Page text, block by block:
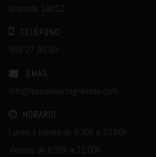
Granada, 18012.
TELÉFONO
958 27 80 60
EMAIL
info@escuelaartegranada.com
HORARIO
Lunes a jueves de 8:30h a 22:00h
Viernes de 8:30h a 21:00h